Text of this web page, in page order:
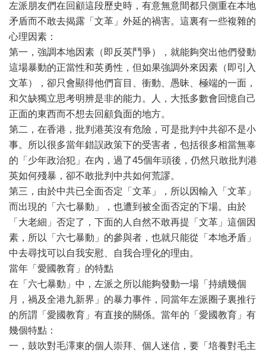
左派朋友們在回顧這段歷史時，有意無意間都只側重在本地
矛盾而不敢去揭露「文革」外延的禍害。這裏有一些複雜的
心理因素：
第一，強調本地因素（即反英鬥爭），就能夠突出他們發動
這場暴動的正當性和英勇性，但如果強調外來因素（即引入
文革），卻只會顯得他們盲目、衝動、愚昧、極端的一面，
和欠缺獨立思考明辨是非的能力。人，大抵多數會回憶自己
正面的東西而不想去回顧負面的地方。
第二，在香港，批判港英沒有危險，可是批判中共卻不是小
事。所以很多當年錯誤政策下的受害者，包括很多相當無辜
的「少年政治犯」在內，過了45個年頭後，仍然只敢批判港
英如何殘暴，卻不敢批判中共如何荒謬。
第三，由於中共已全面否定「文革」，所以因輸入「文革」
而出現的「六七暴動」，也遭到被全面否定的下場。由於
「大老細」否定了，下面的人自然不敢再提「文革」這個因
素，所以「六七暴動」的參與者，也就只能從「本地矛盾」
中去尋找可以自我安慰、自我合理化的理由。
當年「愛國教育」的特點
在「六七暴動」中，左派之所以能夠發動一場「持續幾個
月，禍及全港九新界」的暴力事件，同當年左派圈子裏推行
的所謂「愛國教育」有直接的關係。當年的「愛國教育」有
幾個特點：
一，鼓吹對毛澤東的個人崇拜、個人迷信，要「培養對毛主